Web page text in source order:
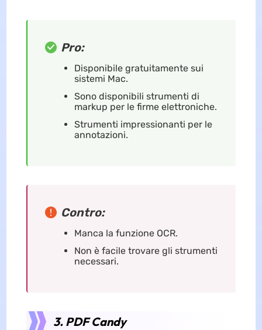
Pro:
Disponibile gratuitamente sui
sistemi Mac.
Sono disponibili strumenti di
markup per le firme elettroniche.
Strumenti impressionanti per le
annotazioni.
Contro:
Manca la funzione OCR.
Non è facile trovare gli strumenti
necessari.
3. PDF Candy